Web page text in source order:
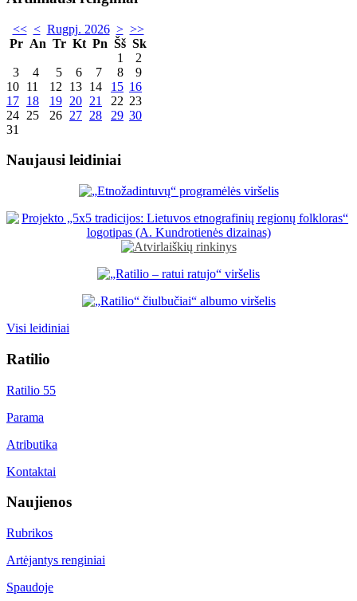
<< < Rugpj. 2026 > >>
Pr An Tr Kt Pn Šš Sk
1
2
3
4 5 6 7 8
9
10 11 12 13 14 15 16
17 18 19 20 21 22 23
24 25 26 27 28 29 30
31
Naujausi leidiniai
Visi leidiniai
Ratilio
Ratilio 55
Parama
Atributika
Kontaktai
Naujienos
Rubrikos
Artėjantys renginiai
Spaudoje